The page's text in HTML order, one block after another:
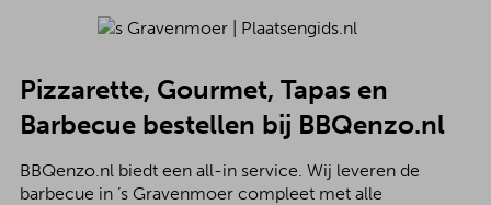
Pizzarette, Gourmet, Tapas en
Barbecue bestellen bij BBQenzo.nl
BBQenzo.nl biedt een all-in service. Wij leveren de
barbecue in ’s Gravenmoer compleet met alle